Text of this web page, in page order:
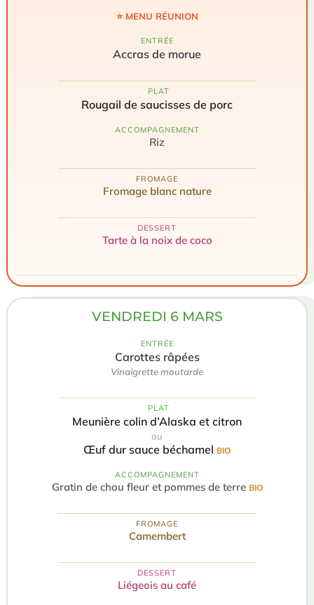
⭐ MENU RÉUNION
ENTRÉE
Accras de morue
️ PLAT
Rougail de saucisses de porc
ACCOMPAGNEMENT
Riz
FROMAGE
Fromage blanc nature
DESSERT
Tarte à la noix de coco
VENDREDI 6 MARS
ENTRÉE
Carottes râpées
Vinaigrette moutarde
️ PLAT
Meunière colin d’Alaska et citron
ou
Œuf dur sauce béchamel BIO
ACCOMPAGNEMENT
Gratin de chou fleur et pommes de terre BIO
FROMAGE
Camembert
DESSERT
Liégeois au café